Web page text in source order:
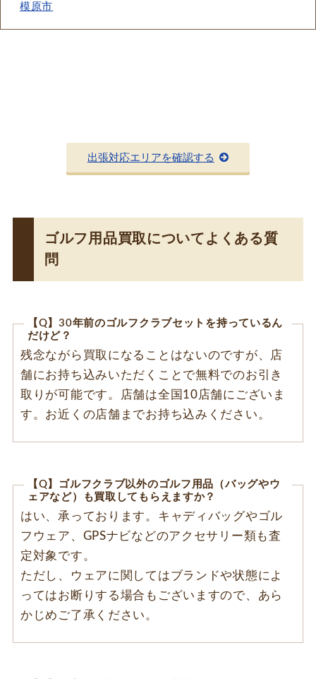
模原市
出張対応エリアを確認する
ゴルフ用品買取についてよくある質
問
【Q】30年前のゴルフクラブセットを持っているん
だけど？
残念ながら買取になることはないのですが、店
舗にお持ち込みいただくことで無料でのお引き
取りが可能です。店舗は全国10店舗にございま
す。お近くの店舗までお持ち込みください。
【Q】ゴルフクラブ以外のゴルフ用品（バッグやウ
ェアなど）も買取してもらえますか？
はい、承っております。キャディバッグやゴル
フウェア、GPSナビなどのアクセサリー類も査
定対象です。
ただし、ウェアに関してはブランドや状態によ
ってはお断りする場合もございますので、あら
かじめご了承ください。